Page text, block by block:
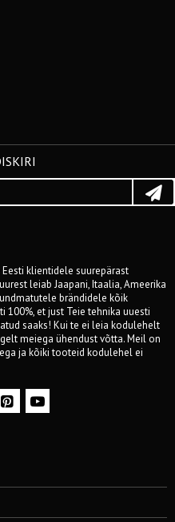
klientidele suurepärast
leiab Jaapani, Itaalia, Ameerika
brändidele kõik
et just Teie tehnika uuesti
saaks! Kui te ei leia kodulehelt
meiega ühendust võtta. Meil on
ja kõiki tooteid kodulehel ei